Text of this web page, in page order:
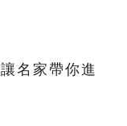
名家帶你進